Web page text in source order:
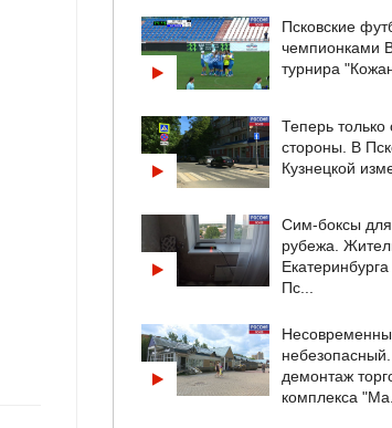
Псковские
чемпионками
турнира
Теперь только
стороны. В
Кузнецкой
Сим-боксы для
рубежа.
Пс...
демонтаж
комплекса